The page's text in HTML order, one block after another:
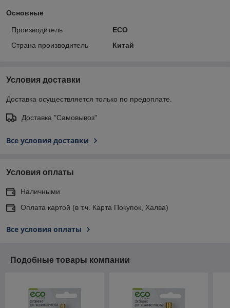
Основные
Производитель
ECO
Страна производитель
Китай
Условия доставки
Доставка осуществляется только по предоплате.
Доставка "Самовывоз"
Все условия доставки
Условия оплаты
Наличными
Оплата картой (в т.ч. Карта Покупок, Халва)
Все условия оплаты
Подобные товары компании